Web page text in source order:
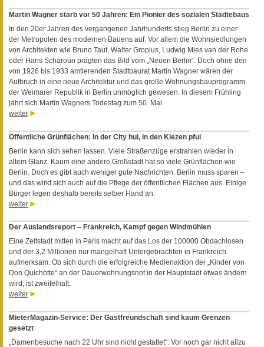
Martin Wagner starb vor 50 Jahren: Ein Pionier des sozialen Städtebaus
In den 20er Jahren des vergangenen Jahrhunderts stieg Berlin zu einer
der Metropolen des modernen Bauens auf. Vor allem die Wohnsiedlungen
von Architekten wie Bruno Taut, Walter Gropius, Ludwig Mies van der Rohe
oder Hans Scharoun prägten das Bild vom „Neuen Berlin“. Doch ohne den
von 1926 bis 1933 amtierenden Stadtbaurat Martin Wagner wären der
Aufbruch in eine neue Architektur und das große Wohnungsbauprogramm
der Weimarer Republik in Berlin unmöglich gewesen. In diesem Frühling
jährt sich Martin Wagners Todestag zum 50. Mal.
weiter
Öffentliche Grünflächen: In der City hui, in den Kiezen pfui
Berlin kann sich sehen lassen. Viele Straßenzüge erstrahlen wieder in
altem Glanz. Kaum eine andere Großstadt hat so viele Grünflächen wie
Berlin. Doch es gibt auch weniger gute Nachrichten: Berlin muss sparen –
und das wirkt sich auch auf die Pflege der öffentlichen Flächen aus. Einige
Bürger legen deshalb bereits selber Hand an.
weiter
Der Auslandsreport – Frankreich, Kampf gegen Windmühlen
Eine Zeltstadt mitten in Paris macht auf das Los der 100000 Obdachlosen
und der 3,2 Millionen nur mangelhaft Untergebrachten in Frankreich
aufmerksam. Ob sich durch die erfolgreiche Medienaktion der „Kinder von
Don Quichotte“ an der Dauerwohnungsnot in der Hauptstadt etwas ändern
wird, ist zweifelhaft.
weiter
MieterMagazin-Service: Der Gastfreundschaft sind kaum Grenzen
gesetzt
„Damenbesuche nach 22 Uhr sind nicht gestattet“: Vor noch gar nicht allzu